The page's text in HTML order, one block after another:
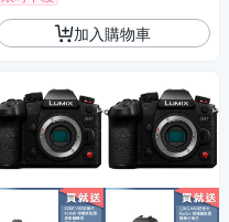
加入購物車